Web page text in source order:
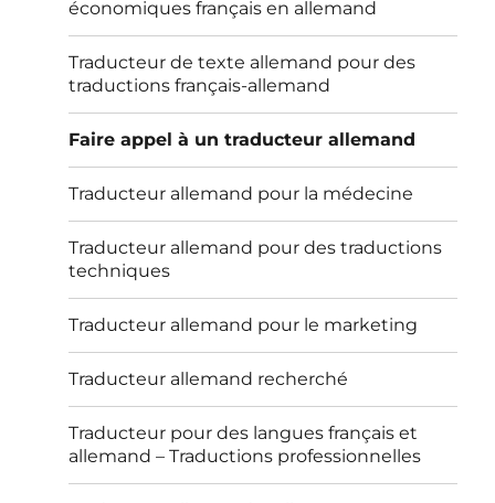
économiques français en allemand
Traducteur de texte allemand pour des
traductions français-allemand
Faire appel à un traducteur allemand
Traducteur allemand pour la médecine
Traducteur allemand pour des traductions
techniques
Traducteur allemand pour le marketing
Traducteur allemand recherché
Traducteur pour des langues français et
allemand – Traductions professionnelles